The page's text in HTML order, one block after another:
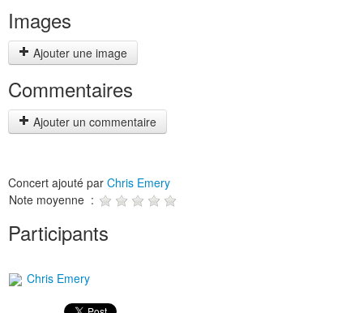
Images
Ajouter une image
Commentaires
Ajouter un commentaire
Concert ajouté par Chris Emery
Note moyenne :
Participants
Chris Emery